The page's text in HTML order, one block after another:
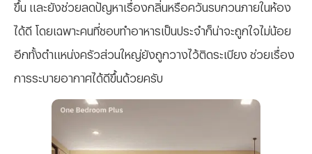
ขึ้น และยังช่วยลดปัญหาเรื่องกลิ่นหรือควันรบกวนภายในห้อง
ได้ดี โดยเฉพาะคนที่ชอบทำอาหารเป็นประจำก็น่าจะถูกใจไม่น้อย
อีกทั้งตำแหน่งครัวส่วนใหญ่ยังถูกวางไว้ติดระเบียง ช่วยเรื่อง
การระบายอากาศได้ดีขึ้นด้วยครับ